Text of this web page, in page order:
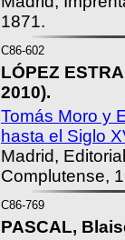
1871.
C86-602
LÓPEZ
2010).
Tomás Moro y
hasta el Siglo
Madrid,
Complutense,
C86-769
PASCAL,